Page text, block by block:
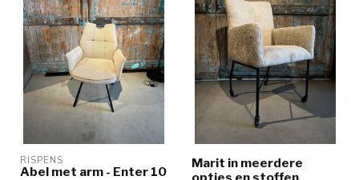
RISPENS
Abel met arm - Enter 10
Marit in meerdere